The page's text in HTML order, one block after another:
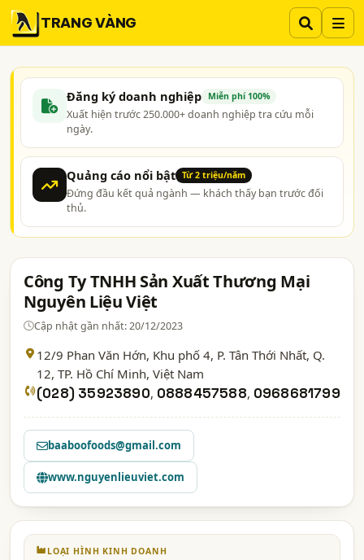
TRANG VÀNG
Đăng ký doanh nghiệp Miễn phí 100%
Xuất hiện trước 250.000+ doanh nghiệp tra cứu mỗi
ngày.
Quảng cáo nổi bật Từ 2 triệu/năm
Đứng đầu kết quả ngành — khách thấy bạn trước đối
thủ.
Công Ty TNHH Sản Xuất Thương Mại
Nguyên Liệu Việt
Cập nhật gần nhất: 20/12/2023
12/9 Phan Văn Hớn, Khu phố 4, P. Tân Thới Nhất, Q.
12, TP. Hồ Chí Minh, Việt Nam
(028) 35923890, 0888457588, 0968681799
baaboofoods@gmail.com
www.nguyenlieuviet.com
LOẠI HÌNH KINH DOANH